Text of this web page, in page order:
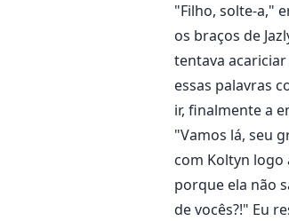
"Filho, solte-a,"
os braços de
tentava
essas palavras
ir, finalmente a
"Vamos lá, seu
com Koltyn logo
porque ela não
de vocês?!" Eu